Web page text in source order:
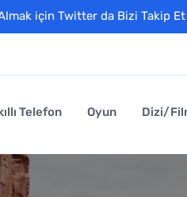
için Twitter da Bizi Takip Et
Telefon Oyun Dizi/